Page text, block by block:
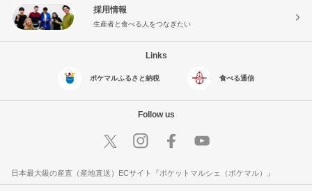
採用情報
生産者と食べる人をつなぎたい
Links
ポケマルふるさと納税 食べる通信
Follow us
日本最大級の産直（産地直送）ECサイト『ポケットマルシェ（ポケマル）』